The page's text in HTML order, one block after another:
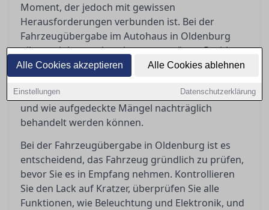
Alle Cookies akzeptieren Alle Cookies ablehnen
Einstellungen Datenschutzerklärung
Moment, der jedoch mit gewissen
Herausforderungen verbunden ist. Bei der
Fahrzeugübergabe im Autohaus in Oldenburg
gibt es einiges zu beachten, um spätere Probleme
zu vermeiden. Diese Checkliste hilft Ihnen, die
Übergaben reibungslos zu gestalten, indem sie
aufzeigt, welche Dokumente erforderlich sind
und wie aufgedeckte Mängel nachträglich
behandelt werden können.
Bei der Fahrzeugübergabe in Oldenburg ist es
entscheidend, das Fahrzeug gründlich zu prüfen,
bevor Sie es in Empfang nehmen. Kontrollieren
Sie den Lack auf Kratzer, überprüfen Sie alle
Funktionen, wie Beleuchtung und Elektronik, und